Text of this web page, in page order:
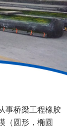
形充气芯
事桥梁工程橡胶
（圆形，椭圆